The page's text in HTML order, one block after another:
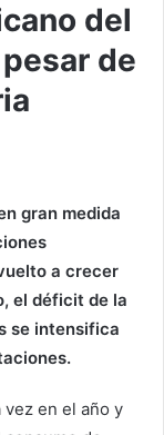
del
de
gran medida
a crecer
el déficit de la
se intensifica
en el año y